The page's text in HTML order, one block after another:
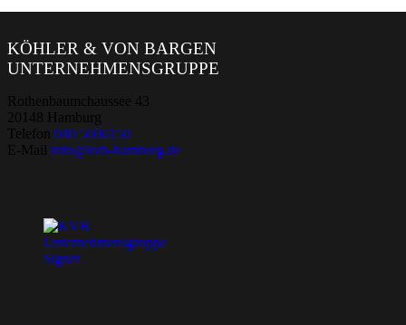
KÖHLER & VON BARGEN
UNTERNEHMENSGRUPPE
Rothenbaumchaussee 43
20148 Hamburg
Telefon 040 5606150
E-Mail info@kvb-hamburg.de